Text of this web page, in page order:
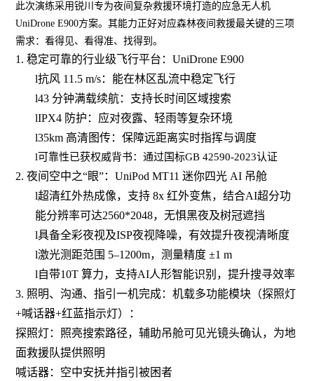
此次演练采用锐川专为夜间复杂救援环境打造的应急无人机
UniDrone E900方案。其能力正好对应森林夜间救援最关键的三项
需求：看得见、看得准、找得到。
1. 稳定可靠的行业级飞行平台 ：UniDrone E900
l抗风 11.5 m/s：能在林区乱流中稳定飞行
l43 分钟满载续航：支持长时间区域搜索
lIPX4 防护：应对夜露、轻雨等复杂环境
l35km 高清图传：保障远距离实时指挥与调度
l可靠性已获权威背书：通过国标GB 42590-2023认证
2. 夜间 空中之“眼”：UniPod MT11 迷你四光 AI 吊舱
l超清红外热成像， 支持 8x 红外变焦，结合AI超分功
能分辨率可达2560*2048，无惧黑夜及树冠遮挡
l具备全彩夜视及ISP夜视降噪，有效提升夜视清晰度
l激光测距范围 5–1200m，测量精度 ±1 m
l自带10T 算力，支持AI人形智能识别，提升搜寻效率
3. 照明、沟通、指引一机完成：机载多功能模块 （探照灯
+喊话器+红蓝指示灯）：
探照灯：照亮搜索路径，辅助吊舱可见光镜头确认 ， 为地
面救援队提供照明
喊话器：空中安抚并指引被困者